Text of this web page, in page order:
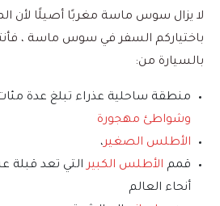
لا يزال سوس ماسة مغربًا أصيلًا لأن
باختياركم السفر في سوس ماسة ،
بالسيارة من:
منطقة ساحلية عذراء تبلغ عدة
وشواطئ مهجورة
الأطلس الصغير،
قمم الأطلس الكبيرالتي تعد قبلة
أنحاء العالم